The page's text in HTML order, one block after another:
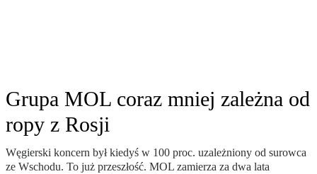
Grupa MOL coraz mniej zależna od
ropy z Rosji
Węgierski koncern był kiedyś w 100 proc. uzależniony od surowca
ze Wschodu. To już przeszłość. MOL zamierza za dwa lata